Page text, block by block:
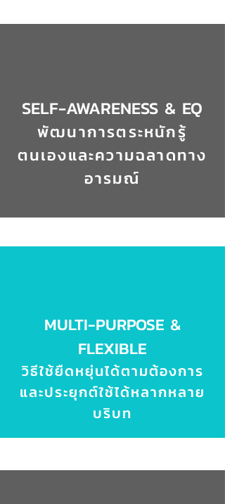
SELF-AWARENESS & EQ
พัฒนาการตระหนักรู้
ตนเองและความฉลาดทาง
อารมณ์
MULTI-PURPOSE &
FLEXIBLE
วิธีใช้ยืดหยุ่นได้ตามต้องการ
และประยุกต์ใช้ได้หลากหลาย
บริบท